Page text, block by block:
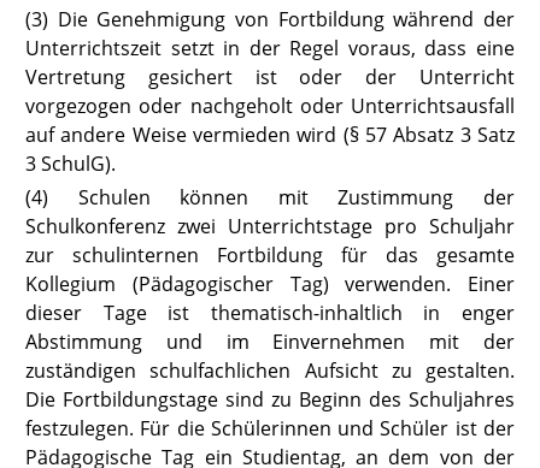
(3) Die Genehmigung von Fortbildung während der
Unterrichtszeit setzt in der Regel voraus, dass eine
Vertretung gesichert ist oder der Unterricht
vorgezogen oder nachgeholt oder Unterrichtsausfall
auf andere Weise vermieden wird (§ 57 Absatz 3 Satz
3 SchulG).
(4) Schulen können mit Zustimmung der
Schulkonferenz zwei Unterrichtstage pro Schuljahr
zur schulinternen Fortbildung für das gesamte
Kollegium (Pädagogischer Tag) verwenden. Einer
dieser Tage ist thematisch-inhaltlich in enger
Abstimmung und im Einvernehmen mit der
zuständigen schulfachlichen Aufsicht zu gestalten.
Die Fortbildungstage sind zu Beginn des Schuljahres
festzulegen. Für die Schülerinnen und Schüler ist der
Pädagogische Tag ein Studientag, an dem von der